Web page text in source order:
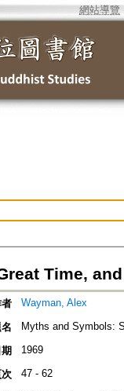
網站導覽
Time,
Wayman, Alex
Myths and Symbols:
1969
47 - 62